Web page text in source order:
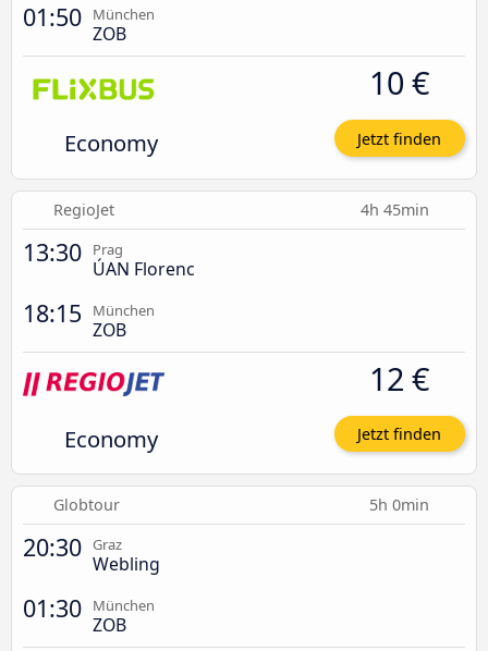
01:50 München
ZOB
Economy
10 €
Jetzt finden
RegioJet 4h 45min
13:30 Prag
ÚAN Florenc
18:15 München
ZOB
Economy
12 €
Jetzt finden
Globtour 5h 0min
20:30 Graz
Webling
01:30 München
ZOB